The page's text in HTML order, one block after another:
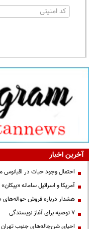
آخرین اخبار
احتمال وجود حیات در اقیانوس
آمریکا و اسرائیل سامانه
هشدار درباره فروش حواله‌های
۷ توصیه برای آغاز نویسندگی
احیای شن‌چاله‌های جنوب تهران